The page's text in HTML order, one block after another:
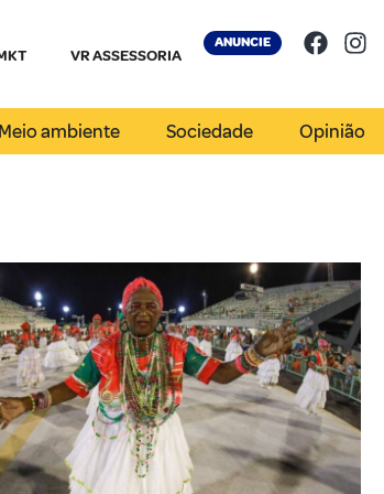
VR ASSESSORIA
ANUNCIE
Meio ambiente Sociedade Opinião